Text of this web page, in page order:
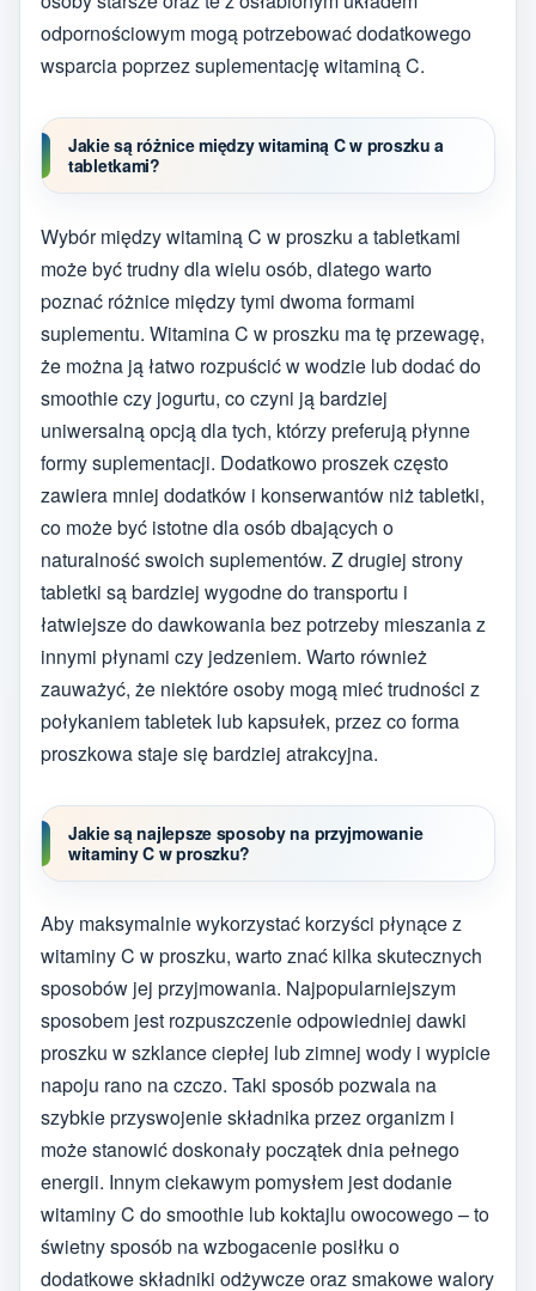
odpornościowym mogą potrzebować dodatkowego
wsparcia poprzez suplementację witaminą C.
Jakie są różnice między witaminą C w proszku a
tabletkami?
Wybór między witaminą C w proszku a tabletkami
może być trudny dla wielu osób, dlatego warto
poznać różnice między tymi dwoma formami
suplementu. Witamina C w proszku ma tę przewagę,
że można ją łatwo rozpuścić w wodzie lub dodać do
smoothie czy jogurtu, co czyni ją bardziej
uniwersalną opcją dla tych, którzy preferują płynne
formy suplementacji. Dodatkowo proszek często
zawiera mniej dodatków i konserwantów niż tabletki,
co może być istotne dla osób dbających o
naturalność swoich suplementów. Z drugiej strony
tabletki są bardziej wygodne do transportu i
łatwiejsze do dawkowania bez potrzeby mieszania z
innymi płynami czy jedzeniem. Warto również
zauważyć, że niektóre osoby mogą mieć trudności z
połykaniem tabletek lub kapsułek, przez co forma
proszkowa staje się bardziej atrakcyjna.
Jakie są najlepsze sposoby na przyjmowanie
witaminy C w proszku?
Aby maksymalnie wykorzystać korzyści płynące z
witaminy C w proszku, warto znać kilka skutecznych
sposobów jej przyjmowania. Najpopularniejszym
sposobem jest rozpuszczenie odpowiedniej dawki
proszku w szklance ciepłej lub zimnej wody i wypicie
napoju rano na czczo. Taki sposób pozwala na
szybkie przyswojenie składnika przez organizm i
może stanowić doskonały początek dnia pełnego
energii. Innym ciekawym pomysłem jest dodanie
witaminy C do smoothie lub koktajlu owocowego – to
świetny sposób na wzbogacenie posiłku o
dodatkowe składniki odżywcze oraz smakowe walory